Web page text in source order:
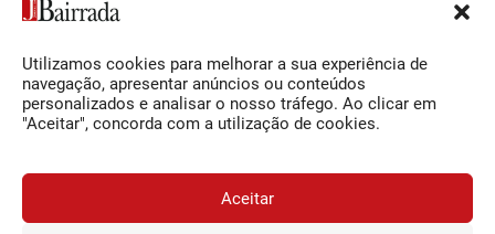
Utilizamos cookies para melhorar a sua experiência de
navegação, apresentar anúncios ou conteúdos
personalizados e analisar o nosso tráfego. Ao clicar em
"Aceitar", concorda com a utilização de cookies.
Aceitar
Siga-nos
Facebook
O Jornal da Bairrada
Contactos
Termos e Condições